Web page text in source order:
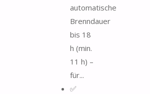
automatische
Brenndauer
bis 18
h (min.
11 h) –
für...
✅